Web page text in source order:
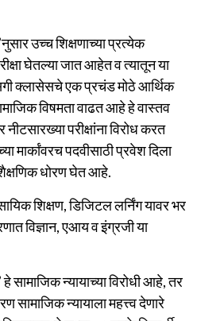
उच्च शिक्षणाच्या प्रत्येक
घेतल्या जात आहेत व त्यातून या
क्लासेसचे एक प्रचंड मोठे आर्थिक
विषमता वाढत आहे हे वास्तव
परीक्षांना विरोध करत
मार्कांवरच पदवीसाठी प्रवेश दिला
धोरण घेत आहे.
शिक्षण, डिजिटल लर्निंग यावर भर
विज्ञान, एआय व इंग्रजी या
सामाजिक न्यायाच्या विरोधी आहे, तर
सामाजिक न्यायाला महत्त्व देणारे